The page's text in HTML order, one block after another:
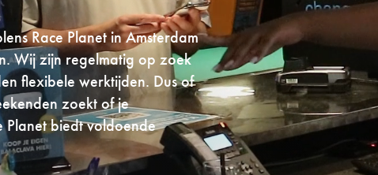
Race Planet in Amsterdam
Wij zijn regelmatig op zoek
flexibele werktijden. Dus of
zoekt of je
Planet biedt voldoende